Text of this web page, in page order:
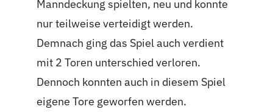
Manndeckung spielten, neu und konnte
nur teilweise verteidigt werden.
Demnach ging das Spiel auch verdient
mit 2 Toren unterschied verloren.
Dennoch konnten auch in diesem Spiel
eigene Tore geworfen werden.